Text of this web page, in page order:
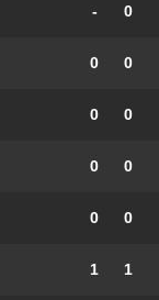
- 0
0 0
0 0
0 0
0 0
1 1